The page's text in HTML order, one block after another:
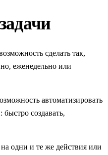
сделать так,
еженедельно или
автоматизировать
создавать,
одни и те же действия или